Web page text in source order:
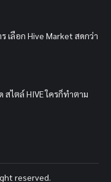
เลือก Hive Market สดกว่า
ไตล์ HIVE ใครก็ทำตาม
reserved.